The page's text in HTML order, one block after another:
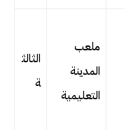
ملعب
المدينة
التعليمية
الثالث
ة